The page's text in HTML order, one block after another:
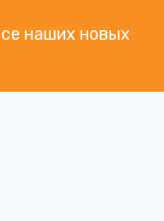
наших новых